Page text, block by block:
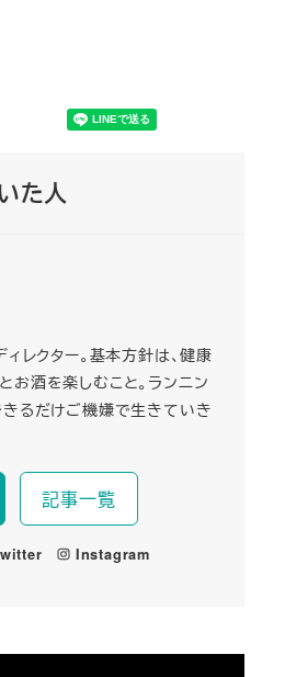
た人
レクター。基本方針は、健康
お酒を楽しむこと。ランニン
きるだけご機嫌で生きていき
記事一覧
Instagram